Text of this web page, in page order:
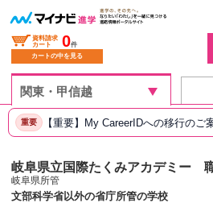
資料請求
カート
0件
カートの中を見る
重要 【重要】My CareerIDへの移行のご
岐阜県立国際たくみアカデミー
岐阜県所管
文部科学省以外の省庁所管の学校